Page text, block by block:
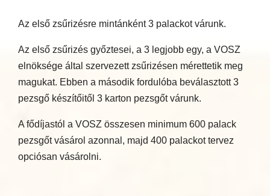
Az első zsűrizésre mintánként 3 palackot várunk.
Az első zsűrizés győztesei, a 3 legjobb egy, a VOSZ
elnöksége által szervezett zsűrizésen mérettetik meg
magukat. Ebben a második fordulóba beválasztott 3
pezsgő készítőitől 3 karton pezsgőt várunk.
A fődíjastól a VOSZ összesen minimum 600 palack
pezsgőt vásárol azonnal, majd 400 palackot tervez
opciósan vásárolni.